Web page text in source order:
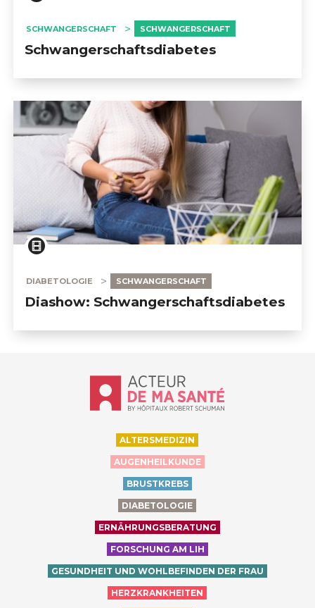
SCHWANGERSCHAFT SCHWANGERSCHAFT
Schwangerschaftsdiabetes
DIABETOLOGIE SCHWANGERSCHAFT
Diashow: Schwangerschaftsdiabetes
Accueil - Acteur de ma santé, by
ALTERSMEDIZIN
AUGENHEILKUNDE
BRUSTKREBS
DIABETOLOGIE
ERNÄHRUNGSBERATUNG
FORSCHUNG AM LIH
GESUNDHEIT UND WOHLBEFINDEN DER FRAU
HERZKRANKHEITEN